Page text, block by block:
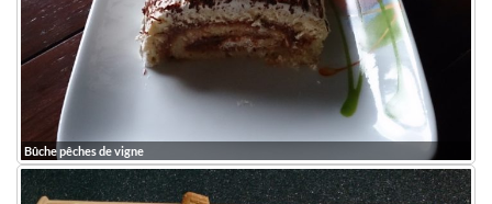
Bûche pêches de vigne